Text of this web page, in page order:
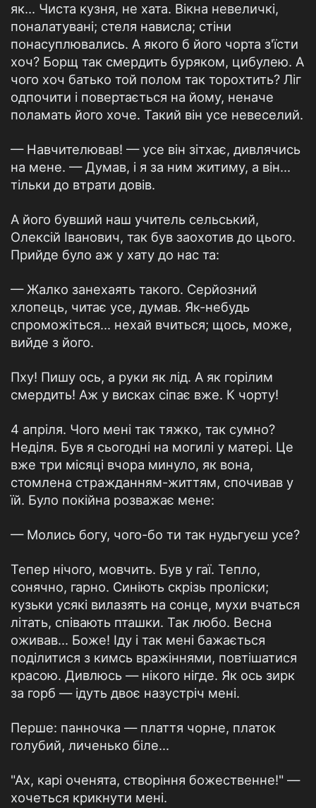
як... Чиста кузня, не хата. Вікна невеличкі,
поналатувані; стеля нависла; стіни
понасуплювались. А якого б його чорта з'їсти
хоч? Борщ так смердить буряком, цибулею. А
чого хоч батько той полом так торохтить? Ліг
одпочити і повертається на йому, неначе
поламать його хоче. Такий він усе невеселий.
— Навчителював! — усе він зітхає, дивлячись
на мене. — Думав, і я за ним житиму, а він...
тільки до втрати довів.
А його бувший наш учитель сельський,
Олексій Іванович, так був заохотив до цього.
Прийде було аж у хату до нас та:
— Жалко занехаять такого. Серйозний
хлопець, читає усе, думав. Як-небудь
спроможіться... нехай вчиться; щось, може,
вийде з його.
Пху! Пишу ось, а руки як лід. А як горілим
смердить! Аж у висках сіпає вже. К чорту!
4 апріля. Чого мені так тяжко, так сумно?
Неділя. Був я сьогодні на могилі у матері. Це
вже три місяці вчора минуло, як вона,
стомлена стражданням-життям, спочивав у
їй. Було покійна розважає мене:
— Молись богу, чого-бо ти так нудьгуєш усе?
Тепер нічого, мовчить. Був у гаї. Тепло,
сонячно, гарно. Синіють скрізь проліски;
кузьки усякі вилазять на сонце, мухи вчаться
літать, співають пташки. Так любо. Весна
оживав... Боже! Іду і так мені бажається
поділитися з кимсь вражіннями, повтішатися
красою. Дивлюсь — нікого нігде. Як ось зирк
за горб — ідуть двоє назустріч мені.
Перше: панночка — плаття чорне, платок
голубий, личенько біле...
"Ах, карі оченята, створіння божественне!" —
хочеться крикнути мені.